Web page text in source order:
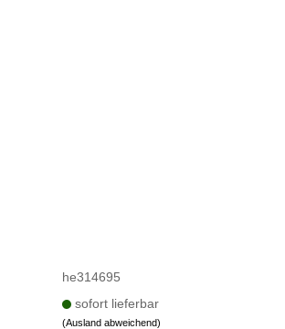
he314695
sofort lieferbar
(Ausland abweichend)